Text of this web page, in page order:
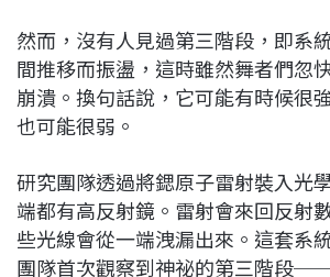
然而，沒有人見過第三階段，即系
間推移而振盪，這時雖然舞者們忽
崩潰。換句話說，它可能有時候很
也可能很弱。
研究團隊透過將鍶原子雷射裝入光
端都有高反射鏡。雷射會來回反射
些光線會從一端洩漏出來。這套系
團隊首次觀察到神祕的第三階段